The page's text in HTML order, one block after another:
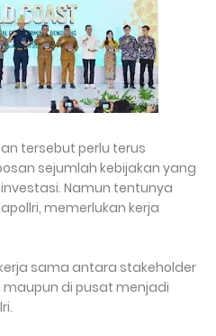
tersebut perlu terus
sejumlah kebijakan yang
Namun tentunya
memerlukan kerja
sama antara stakeholder
di pusat menjadi